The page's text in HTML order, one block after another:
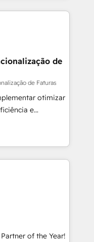
companies across
across all
more. Custom
built for
email, paid
and
Track
de
de Faturas
otimizar
e
Artificial para
organizar
O objetivo é
equipes
da HubSpot
permitindo
reais com nota
of the Year!